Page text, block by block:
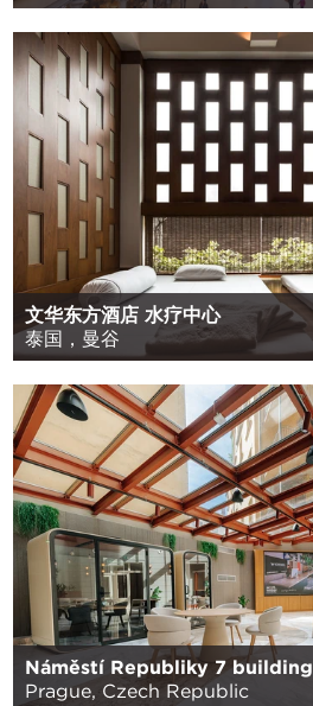
文华东方酒店 水疗中心
泰国，曼谷
Náměstí Republiky 7 building
Prague, Czech Republic